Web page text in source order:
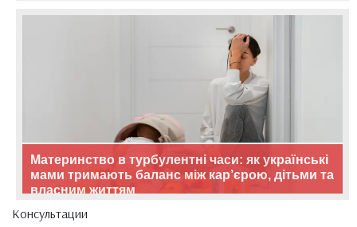
Материнство в турбулентні часи: як українські
мами тримають баланс між кар’єрою, дітьми та
власним життям
Консультации